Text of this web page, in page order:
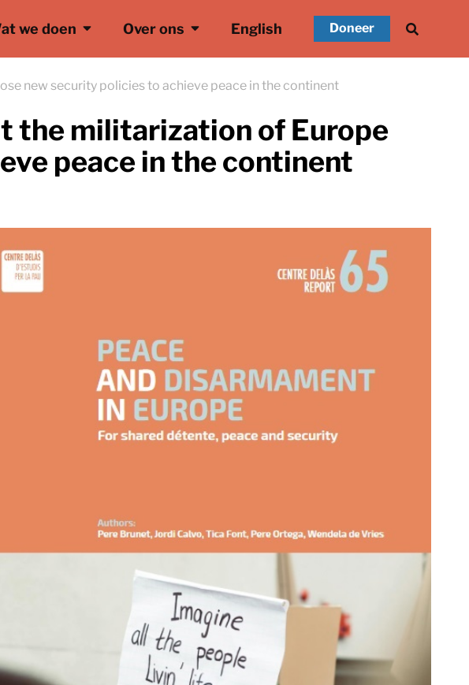
we doen Over ons English Doneer
new security policies to achieve peace in the continent
the militarization of Europe
peace in the continent